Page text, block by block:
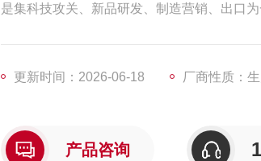
是集科技攻关、新品研发、制造营销、出口为
更新时间：2026-06-18 厂商性质：
产品咨询